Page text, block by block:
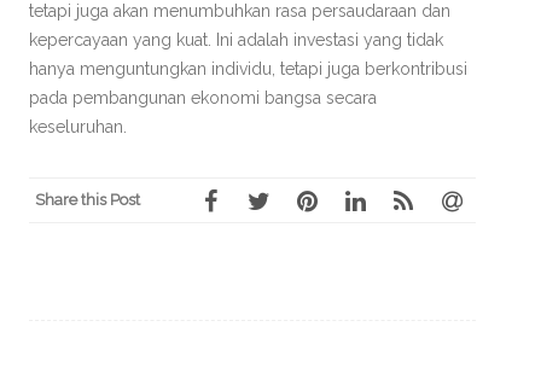
tetapi juga akan menumbuhkan rasa persaudaraan dan
kepercayaan yang kuat. Ini adalah investasi yang tidak
hanya menguntungkan individu, tetapi juga berkontribusi
pada pembangunan ekonomi bangsa secara
keseluruhan.
Share this Post